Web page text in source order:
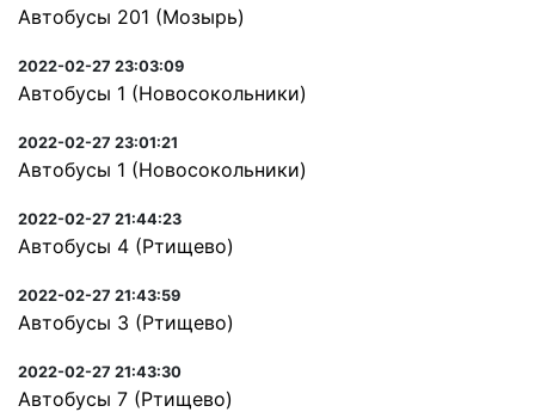
Автобусы 201 (Мозырь)
2022-02-27 23:03:09
Автобусы 1 (Новосокольники)
2022-02-27 23:01:21
Автобусы 1 (Новосокольники)
2022-02-27 21:44:23
Автобусы 4 (Ртищево)
2022-02-27 21:43:59
Автобусы 3 (Ртищево)
2022-02-27 21:43:30
Автобусы 7 (Ртищево)